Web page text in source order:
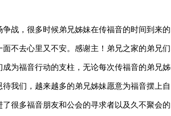
战，很多时候弟兄姊妹在传福音的时间到来的
不去心里又不安。感谢主！弟兄之家的弟兄们
为福音行动的支柱，无论每次传福音的弟兄姊
我们，越来越多的弟兄姊妹愿意为福音摆上自
很多福音朋友和公会的寻求者以及久不聚会的